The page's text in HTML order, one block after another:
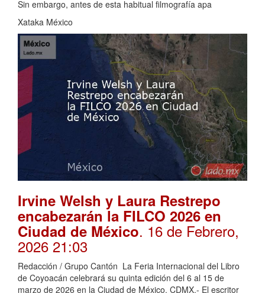
Sin embargo, antes de esta habitual filmografía apa
Xataka México
Irvine Welsh y Laura Restrepo
encabezarán la FILCO 2026 en
Ciudad de México. 16 de Febrero,
2026 21:03
Redacción / Grupo Cantón La Feria Internacional del Libro
de Coyoacán celebrará su quinta edición del 6 al 15 de
marzo de 2026 en la Ciudad de México. CDMX.- El escritor